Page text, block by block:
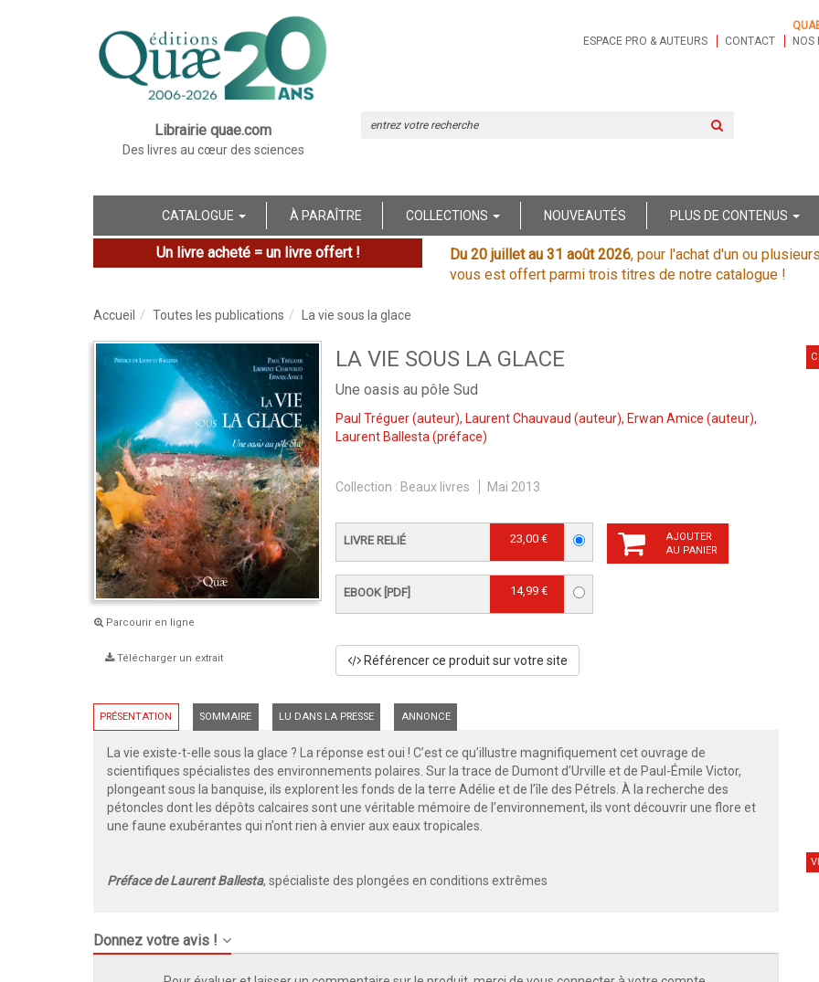
Librairie quae.com
Des livres au cœur des sciences
ESPACE PRO & AUTEURS CONTACT
NOS
CATALOGUE À PARAÎTRE COLLECTIONS NOUVEAUTÉS PLUS DE CONTENUS
Un livre acheté = un livre offert ! Du 20 juillet au 31 août 2026, pour l'achat d'un ou
vous est offert parmi trois titres de notre catalogue !
Accueil Toutes les publications La vie sous la glace
Parcourir en ligne
Télécharger un extrait
LA VIE SOUS LA GLACE
Une oasis au pôle Sud
Paul Tréguer(auteur), Laurent Chauvaud (auteur), Erwan Amice (auteur),
Laurent Ballesta (préface)
Collection : Beaux livres Mai 2013
LIVRE RELIÉ 23,00 €
EBOOK [PDF] 14,99 €
AJOUTER
AU PANIER
Référencer ce produit sur votre site
PRÉSENTATION SOMMAIRE LU DANS LA PRESSE ANNONCE
La vie existe-t-elle sous la glace ? La réponse est oui ! C’est ce qu’illustre magnifiquement cet ouvrage de
scientifiques spécialistes des environnements polaires. Sur la trace de Dumont d’Urville et de Paul-Émile Victor,
plongeant sous la banquise, ils explorent les fonds de la terre Adélie et de l’île des Pétrels. À la recherche des
pétoncles dont les dépôts calcaires sont une véritable mémoire de l’environnement, ils vont découvrir une flore et
une faune exubérantes qui n’ont rien à envier aux eaux tropicales.
Préface de Laurent Ballesta, spécialiste des plongées en conditions extrêmes
Donnez votre avis !